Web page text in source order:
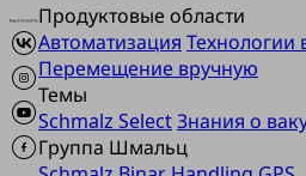
Продуктовые области
Автоматизация Технологии
Перемещение вручную
Темы
Schmalz SelectЗнания о
Группа Шмальц